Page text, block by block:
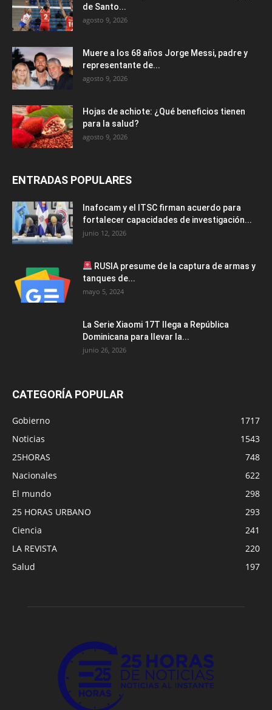
de Santo...
agosto 9, 2026
Muere a los 68 años Jorge Messi, padre y
representante de...
agosto 9, 2026
Hojas de achiote: ¿Qué beneficios tienen
para la salud?
agosto 9, 2026
ENTRADAS POPULARES
Inafocam y el ITSC firman acuerdo para
fortalecer capacidades de investigación...
junio 12, 2026
RUSIA presume de la captura de armas y
tanques de...
mayo 5, 2024
La Serie Xiaomi 17T llega a República
Dominicana para llevar la...
junio 26, 2026
CATEGORÍA POPULAR
Gobierno
1717
Noticias
1543
25HORAS
748
Nacionales
622
El mundo
298
25 HORAS URBANO
293
Ciencia
241
LA REVISTA
220
Salud
197